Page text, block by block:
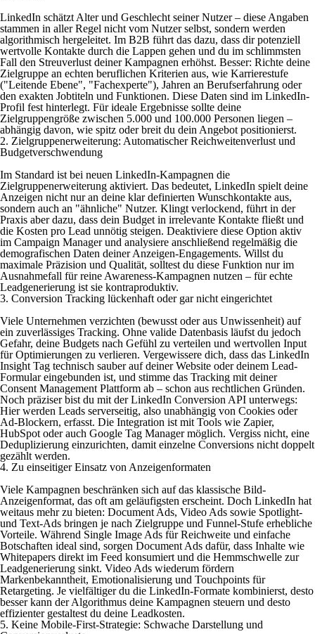
LinkedIn schätzt Alter und Geschlecht seiner Nutzer – diese Angaben
stammen in aller Regel nicht vom Nutzer selbst, sondern werden
algorithmisch hergeleitet. Im B2B führt das dazu, dass dir potenziell
wertvolle Kontakte durch die Lappen gehen und du im schlimmsten
Fall den Streuverlust deiner Kampagnen erhöhst. Besser: Richte deine
Zielgruppe an echten beruflichen Kriterien aus, wie Karrierestufe
("Leitende Ebene", "Fachexperte"), Jahren an Berufserfahrung oder
den exakten Jobtiteln und Funktionen. Diese Daten sind im LinkedIn-
Profil fest hinterlegt. Für ideale Ergebnisse sollte deine
Zielgruppengröße zwischen 5.000 und 100.000 Personen liegen –
abhängig davon, wie spitz oder breit du dein Angebot positionierst.
2. Zielgruppenerweiterung: Automatischer Reichweitenverlust und
Budgetverschwendung
Im Standard ist bei neuen LinkedIn-Kampagnen die
Zielgruppenerweiterung aktiviert. Das bedeutet, LinkedIn spielt deine
Anzeigen nicht nur an deine klar definierten Wunschkontakte aus,
sondern auch an "ähnliche" Nutzer. Klingt verlockend, führt in der
Praxis aber dazu, dass dein Budget in irrelevante Kontakte fließt und
die Kosten pro Lead unnötig steigen. Deaktiviere diese Option aktiv
im Campaign Manager und analysiere anschließend regelmäßig die
demografischen Daten deiner Anzeigen-Engagements. Willst du
maximale Präzision und Qualität, solltest du diese Funktion nur im
Ausnahmefall für reine Awareness-Kampagnen nutzen – für echte
Leadgenerierung ist sie kontraproduktiv.
3. Conversion Tracking lückenhaft oder gar nicht eingerichtet
Viele Unternehmen verzichten (bewusst oder aus Unwissenheit) auf
ein zuverlässiges Tracking. Ohne valide Datenbasis läufst du jedoch
Gefahr, deine Budgets nach Gefühl zu verteilen und wertvollen Input
für Optimierungen zu verlieren. Vergewissere dich, dass das LinkedIn
Insight Tag technisch sauber auf deiner Website oder deinem Lead-
Formular eingebunden ist, und stimme das Tracking mit deiner
Consent Management Plattform ab – schon aus rechtlichen Gründen.
Noch präziser bist du mit der LinkedIn Conversion API unterwegs:
Hier werden Leads serverseitig, also unabhängig von Cookies oder
Ad-Blockern, erfasst. Die Integration ist mit Tools wie Zapier,
HubSpot oder auch Google Tag Manager möglich. Vergiss nicht, eine
Deduplizierung einzurichten, damit einzelne Conversions nicht doppelt
gezählt werden.
4. Zu einseitiger Einsatz von Anzeigenformaten
Viele Kampagnen beschränken sich auf das klassische Bild-
Anzeigenformat, das oft am geläufigsten erscheint. Doch LinkedIn hat
weitaus mehr zu bieten: Document Ads, Video Ads sowie Spotlight-
und Text-Ads bringen je nach Zielgruppe und Funnel-Stufe erhebliche
Vorteile. Während Single Image Ads für Reichweite und einfache
Botschaften ideal sind, sorgen Document Ads dafür, dass Inhalte wie
Whitepapers direkt im Feed konsumiert und die Hemmschwelle zur
Leadgenerierung sinkt. Video Ads wiederum fördern
Markenbekanntheit, Emotionalisierung und Touchpoints für
Retargeting. Je vielfältiger du die LinkedIn-Formate kombinierst, desto
besser kann der Algorithmus deine Kampagnen steuern und desto
effizienter gestaltest du deine Leadkosten.
5. Keine Mobile-First-Strategie: Schwache Darstellung und